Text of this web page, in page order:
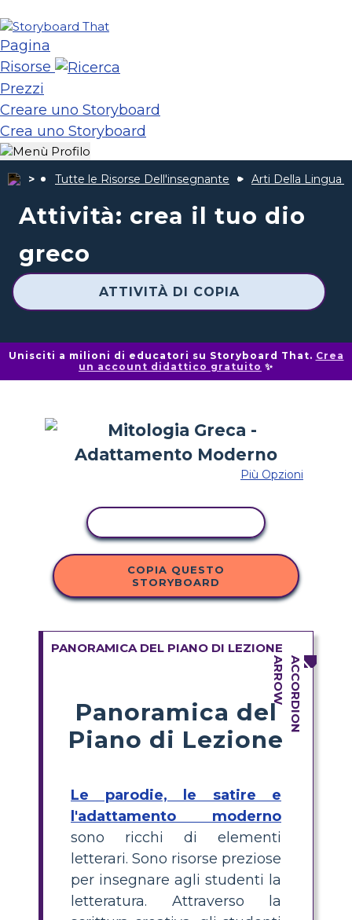
Pagina
Risorse
Prezzi
Creare uno Storyboard
Crea uno Storyboard
Tutte le Risorse Dell'insegnante Arti Della Lingua
Attività: crea il tuo dio
greco
ATTIVITÀ DI COPIA
Unisciti a milioni di educatori su Storyboard That. Crea
un account didattico gratuito ✨
Più Opzioni
COPIA QUESTO
STORYBOARD
PANORAMICA DEL PIANO DI LEZIONE
Panoramica del
Piano di Lezione
Le parodie, le satire e
l'adattamento moderno
sono ricchi di elementi
letterari. Sono risorse preziose
per insegnare agli studenti la
letteratura. Attraverso la